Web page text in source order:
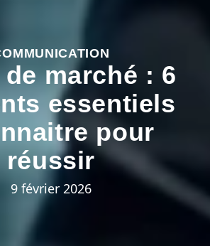
marché : 6
essentiels
pour
réussir
9 février 2026